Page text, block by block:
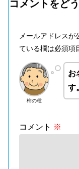
コメントをど
メールアドレスが
ている欄は必須項
柿の種
お
す
コメント ※